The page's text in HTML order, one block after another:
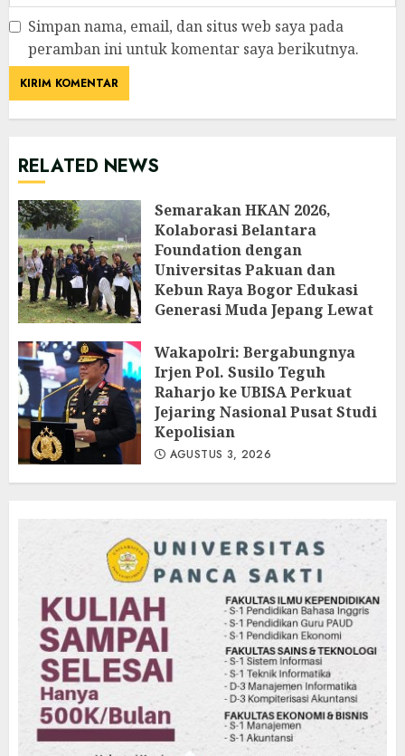
Simpan nama, email, dan situs web saya pada
peramban ini untuk komentar saya berikutnya.
RELATED NEWS
Semarakan HKAN 2026,
Kolaborasi Belantara
Foundation dengan
Universitas Pakuan dan
Kebun Raya Bogor Edukasi
Generasi Muda Jepang Lewat
Kebun Raya Bogor
AGUSTUS 3, 2026
Wakapolri: Bergabungnya
Irjen Pol. Susilo Teguh
Raharjo ke UBISA Perkuat
Jejaring Nasional Pusat Studi
Kepolisian
AGUSTUS 3, 2026